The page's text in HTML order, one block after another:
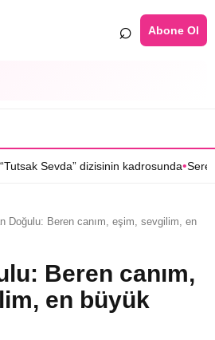
⌕ Abone Ol
kadrosunda• Serenay Sarıkaya’lı
Doğulu: Beren canım, eşim, sevgilim, en
Beren canım,
en büyük